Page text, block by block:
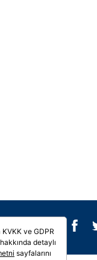
Video
ve GDPR
detaylı
sayfalarını